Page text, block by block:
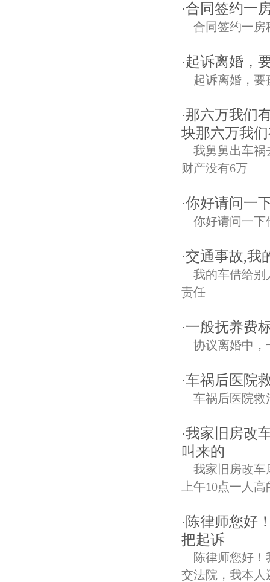
·合同签约一
合同签约一房
·起诉离婚，
起诉离婚，要
·那六万我们
块那六万我
我舅舅出车祸
财产没有6万
·你好请问一
你好请问一下
·交通事故,我
我的车借给别
责任
·一般抚养费
协议离婚中，
·车祸后医院
车祸后医院救
·我家旧房改
叫来的
我家旧房改车
上午10点一人
· 陈律师您好
把起诉
陈律师您好
交法院，我本人